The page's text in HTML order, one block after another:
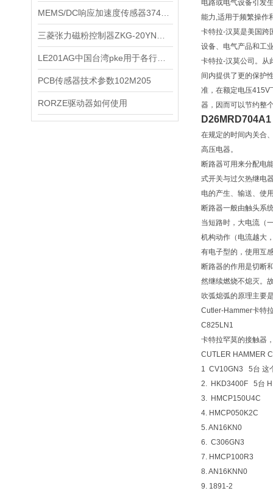
​PCB传感器技术参数102M205
RORZE驱动器如何使用
电路或电气设备引发
能力,适用于频繁操作
卡特拉-汉莫是美国跨
设备、电气产品和工
卡特拉-汉莫公司。从
间内提供了更的保护
准，在额定电压415V
器，因而可以节约整
在规定的时间内关合
高压电器。
断路器可用来分配电
式开关与过欠热继电
电的产生、输送、使
断路器一般由触头系
当短路时，大电流（
机构动作（电流越大
有电子型的，使用互
断路器的作用是切断
然继续燃烧不熄灭。
吹弧熄弧的原理主要
Cutler-Hammer卡特
C825LN1
卡特拉罕莫的接触器
CUTLER HAMMER
1 CV10GN3 5台 这
2. HKD3400F 5台
3. HMCP150U4C
4. HMCP050K2C
5. AN16KN0
6. C306GN3
7. HMCP100R3
8. AN16KNN0
9. 1891-2